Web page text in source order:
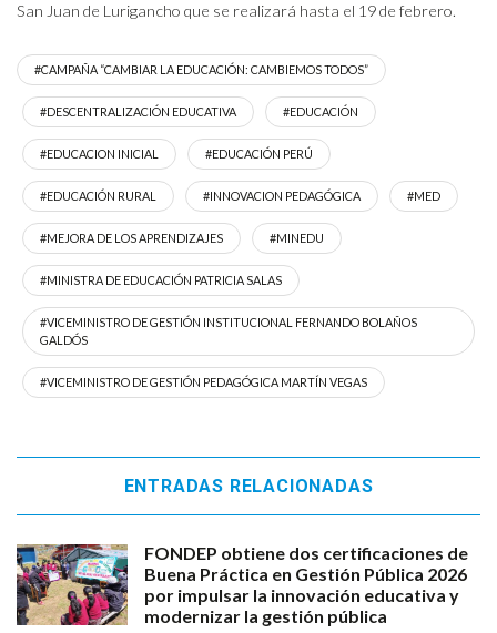
San Juan de Lurigancho que se realizará hasta el 19 de febrero.
#CAMPAÑA “CAMBIAR LA EDUCACIÓN: CAMBIEMOS TODOS”
#DESCENTRALIZACIÓN EDUCATIVA #EDUCACIÓN
#EDUCACION INICIAL #EDUCACIÓN PERÚ
#EDUCACIÓN RURAL #INNOVACION PEDAGÓGICA #MED
#MEJORA DE LOS APRENDIZAJES #MINEDU
#MINISTRA DE EDUCACIÓN PATRICIA SALAS
#VICEMINISTRO DE GESTIÓN INSTITUCIONAL FERNANDO BOLAÑOS
GALDÓS
#VICEMINISTRO DE GESTIÓN PEDAGÓGICA MARTÍN VEGAS
ENTRADAS RELACIONADAS
FONDEP obtiene dos certificaciones de
Buena Práctica en Gestión Pública 2026
por impulsar la innovación educativa y
modernizar la gestión pública